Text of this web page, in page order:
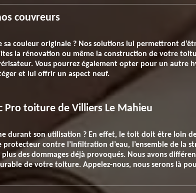
couvreurs
couleur originale ? Nos solutions lui permettront
la rénovation ou même la construction de votre
Vous pourrez également opter pour un
et lui offrir un aspect neuf.
toiture de Villiers Le Mahieu
durant son utilisation ? En effet, le toit doit être loin
protecteur contre l’infiltration d’eau, l’ensemble de la
des dommages déjà provoqués. Nous avons
de votre toiture. Appelez-nous, nous serons là